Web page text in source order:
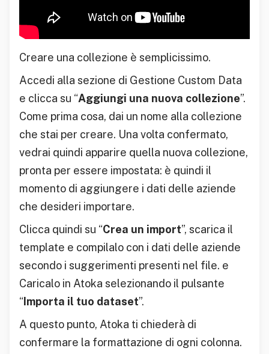
Creare una collezione è semplicissimo.
Accedi alla sezione di Gestione Custom Data
e clicca su “Aggiungi una nuova collezione”.
Come prima cosa, dai un nome alla collezione
che stai per creare. Una volta confermato,
vedrai quindi apparire quella nuova collezione,
pronta per essere impostata: è quindi il
momento di aggiungere i dati delle aziende
che desideri importare.
Clicca quindi su “Crea un import”, scarica il
template e compilalo con i dati delle aziende
secondo i suggerimenti presenti nel file. e
Caricalo in Atoka selezionando il pulsante
“ Importa il tuo dataset”.
A questo punto, Atoka ti chiederà di
confermare la formattazione di ogni colonna.